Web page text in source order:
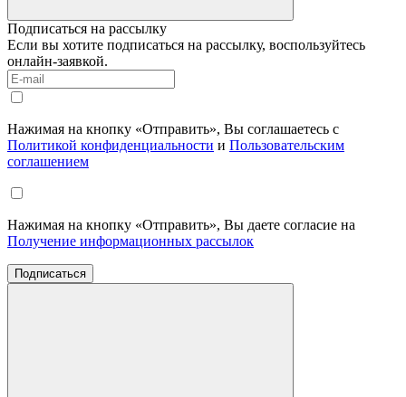
Подписаться на рассылку
Если вы хотите подписаться на рассылку, воспользуйтесь
онлайн-заявкой.
Нажимая на кнопку «Отправить», Вы соглашаетесь с
Политикой конфиденциальности и Пользовательским
соглашением
Нажимая на кнопку «Отправить», Вы даете согласие на
Получение информационных рассылок
Подписаться